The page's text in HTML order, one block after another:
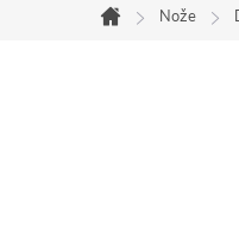
Domů
Nože